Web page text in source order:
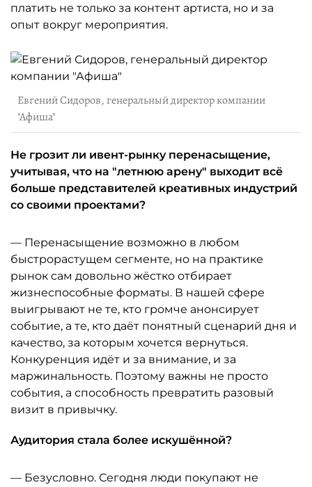
платить не только за контент артиста, но и за
опыт вокруг мероприятия.
Евгений Сидоров, генеральный директор компании
"Афиша"
Не грозит ли ивент-рынку перенасыщение,
учитывая, что на "летнюю арену" выходит всё
больше представителей креативных индустрий
со своими проектами?
— Перенасыщение возможно в любом
быстрорастущем сегменте, но на практике
рынок сам довольно жёстко отбирает
жизнеспособные форматы. В нашей сфере
выигрывают не те, кто громче анонсирует
событие, а те, кто даёт понятный сценарий дня и
качество, за которым хочется вернуться.
Конкуренция идёт и за внимание, и за
маржинальность. Поэтому важны не просто
события, а способность превратить разовый
визит в привычку.
Аудитория стала более искушённой?
— Безусловно. Сегодня люди покупают не